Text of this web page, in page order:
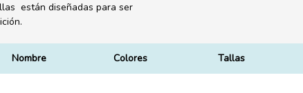
están diseñadas para ser
Nombre Colores Tallas